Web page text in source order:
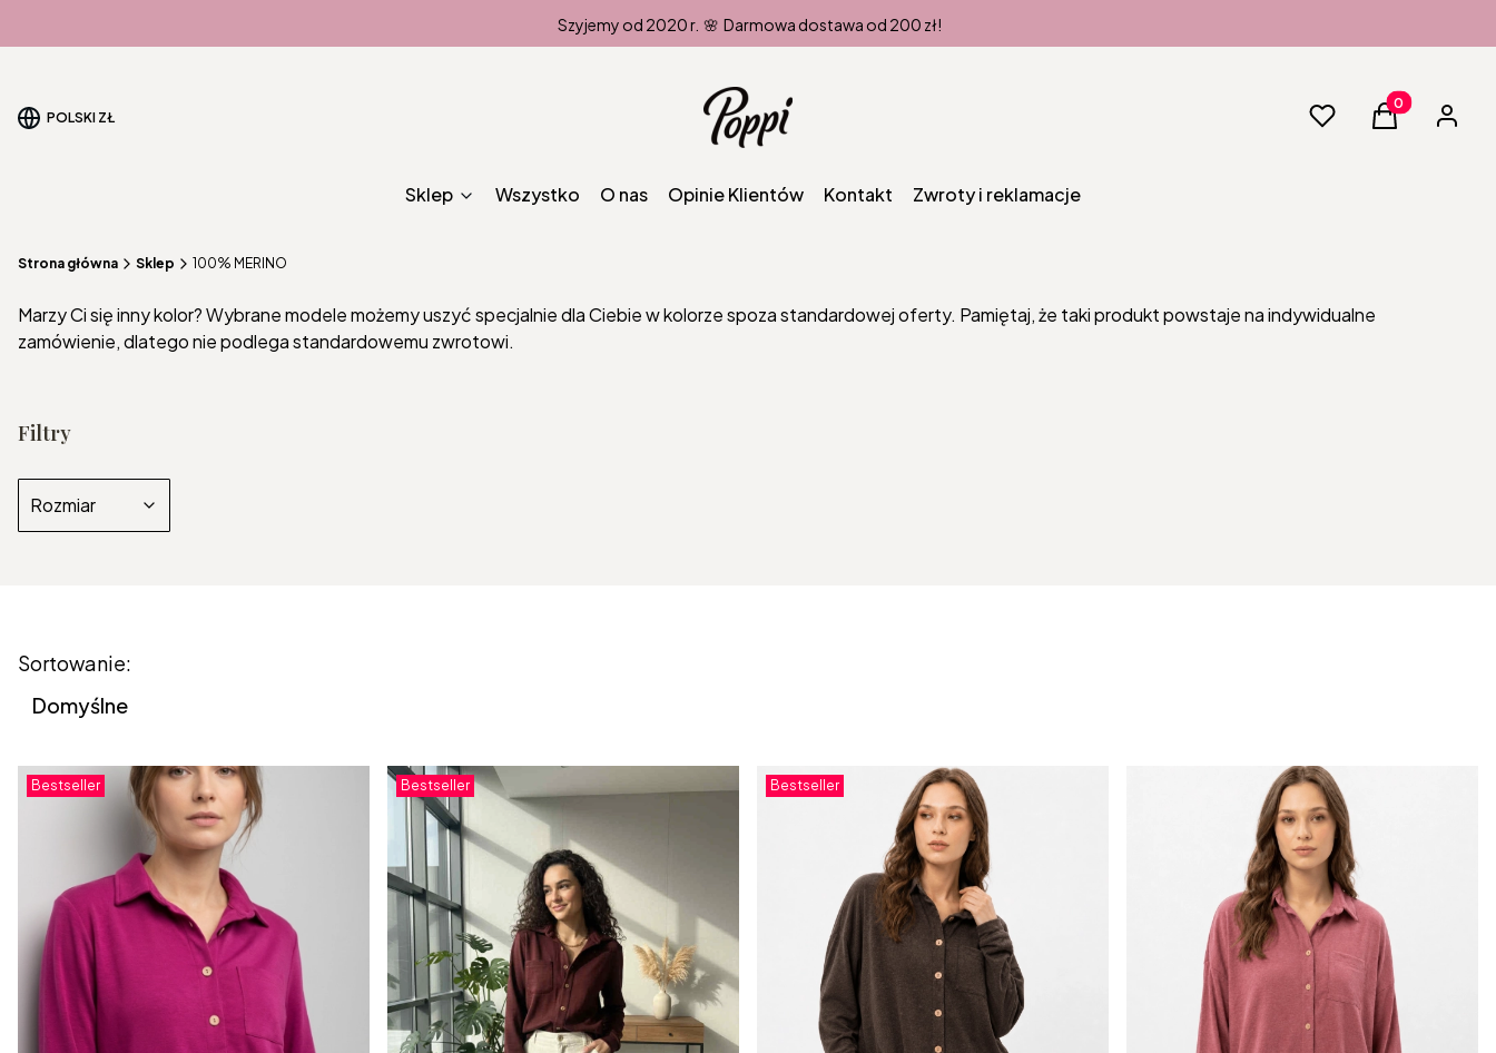
Szyjemy od 2020 r. 🌸 Darmowa dostawa od 200 zł!
POLSKI ZŁ UlubioneProdukty w
Koszyk
Sklep Wszystko O nas Opinie Klientów Kontakt Zwroty i reklamacje
Strona główna Sklep 100% MERINO
Marzy Ci się inny kolor? Wybrane modele możemy uszyć specjalnie dla Ciebie w kolorze spoza standardowej oferty. Pamiętaj, że taki produkt powstaje na indywidualne
zamówienie, dlatego nie podlega standardowemu zwrotowi.
Filtry
Rozmiar
Lista produktów
Sortowanie:
Domyślne
Bestseller Bestseller Bestseller